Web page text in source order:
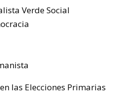
Verde Social
las Elecciones Primarias